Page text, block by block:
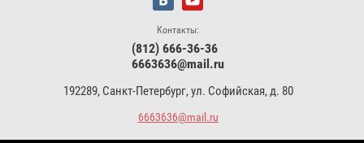
Контакты:
(812) 666-36-36
6663636@mail.ru
192289, Санкт-Петербург, ул. Софийская, д. 80
6663636@mail.ru